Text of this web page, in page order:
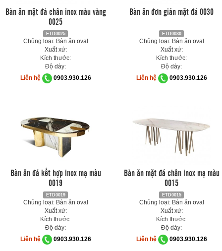
Bàn ăn mặt đá chân inox màu vàng
0025
ETD0025
Chủng loại: Bàn ăn oval
Xuất xứ:
Kích thước:
Độ dày:
Liên hệ
0903.930.126
Bàn ăn đơn giản mặt đá 0030
ETD0030
Chủng loại: Bàn ăn oval
Xuất xứ:
Kích thước:
Độ dày:
Liên hệ
0903.930.126
Bàn ăn đá kết hợp inox mạ màu
0019
ETD0019
Chủng loại: Bàn ăn oval
Xuất xứ:
Kích thước:
Độ dày:
Liên hệ
0903.930.126
Bàn ăn mặt đá chân inox mạ màu
0015
ETD0015
Chủng loại: Bàn ăn oval
Xuất xứ:
Kích thước:
Độ dày:
Liên hệ
0903.930.126